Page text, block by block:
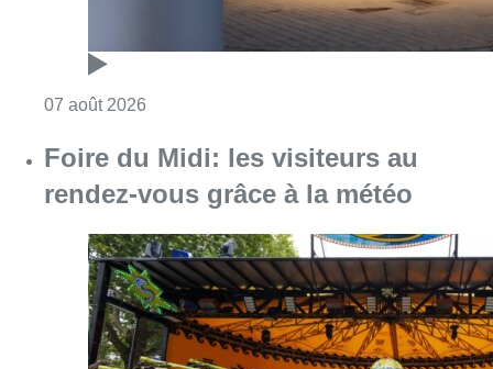
07 août 2026 Consulter l'article "Foire du Midi: les